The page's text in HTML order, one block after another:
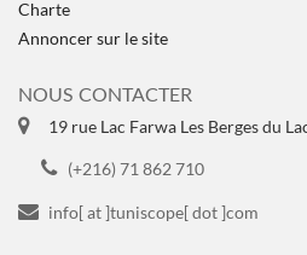
Charte
Annoncer sur le site
NOUS CONTACTER
19 rue Lac Farwa Les Berges du
(+216) 71 862 710
info[ at ]tuniscope[ dot ]com